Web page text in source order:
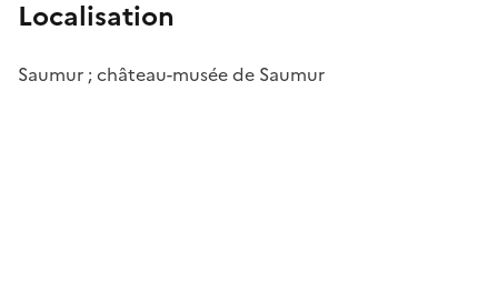
Localisation
Saumur ; château-musée de Saumur